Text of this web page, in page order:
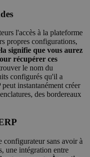
l'accès à la plateforme
propres configurations,
signifie que vous aurez
récupérer ces
le nom du
configurés qu'il a
instantanément créer
des bordereaux
configurateur sans avoir à
une intégration entre